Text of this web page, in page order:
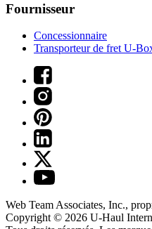
Fournisseur
Concessionnaire
Transporteur de fret U-
Web Team Associates, Inc.,
Copyright © 2026 U-Haul